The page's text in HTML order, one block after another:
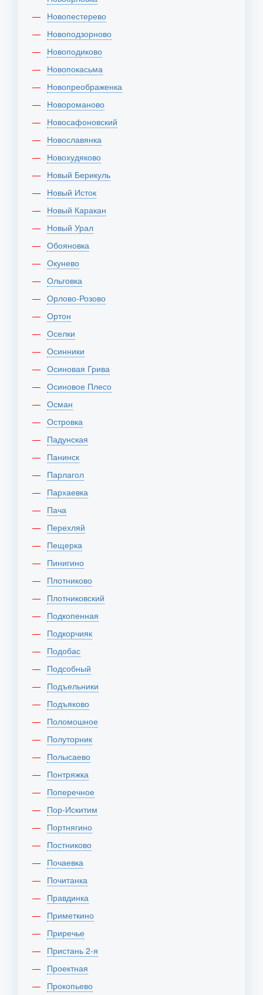
Новопестерево
Новоподзорново
Новоподиково
Новопокасьма
Новопреображенка
Новороманово
Новосафоновский
Новославянка
Новохудяково
Новый Берикуль
Новый Исток
Новый Каракан
Новый Урал
Обояновка
Окунево
Ольговка
Орлово-Розово
Ортон
Оселки
Осинники
Осиновая Грива
Осиновое Плесо
Осман
Островка
Падунская
Панинск
Парлагол
Пархаевка
Пача
Перехляй
Пещерка
Пинигино
Плотниково
Плотниковский
Подкопенная
Подкорчияк
Подобас
Подсобный
Подъельники
Подъяково
Поломошное
Полуторник
Полысаево
Понтряжка
Поперечное
Пор-Искитим
Портнягино
Постниково
Почаевка
Почитанка
Правдинка
Приметкино
Приречье
Пристань 2-я
Проектная
Прокопьево